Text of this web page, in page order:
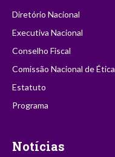
Diretório Nacional
Executiva Nacional
Conselho Fiscal
Comissão Nacional de Ética
Estatuto
Programa
Notícias